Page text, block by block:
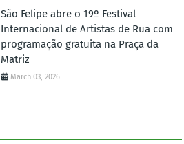
São Felipe abre o 19º Festival
Internacional de Artistas de Rua com
programação gratuita na Praça da
Matriz
March 03, 2026